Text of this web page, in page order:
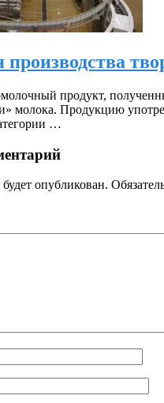
продукт,
молока. Продукцию
…
опубликован.